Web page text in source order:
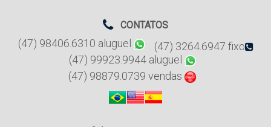
CONTATOS
(47) 98406.6310 aluguel
(47) 3264.6947 fixo
(47) 99923.9944 aluguel
(47) 98879.0739 vendas